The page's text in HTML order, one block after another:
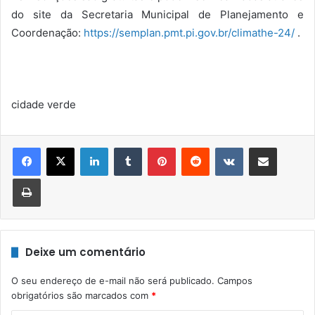
do site da Secretaria Municipal de Planejamento e
Coordenação: https://semplan.pmt.pi.gov.br/climathe-24/ .
cidade verde
LinkedinTumblr PinterestReddit VK Compartilhar via e-mail
Imprimir
Deixe um comentário
O seu endereço de e-mail não será publicado. Campos
obrigatórios são marcados com *